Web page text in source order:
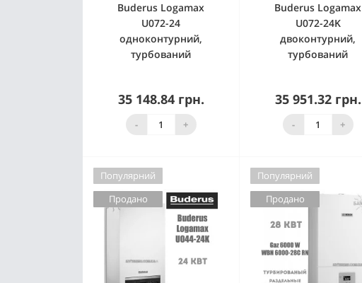
Buderus Logamax
U072-24
одноконтурний,
турбований
35 148.84 грн.
- +
Знято з
виробництва
Buderus Logamax
U072-24K
двоконтурний,
турбований
35 951.32 грн.
- +
Знято з
виробництва
Популярний
Продано
Популярний
Продано